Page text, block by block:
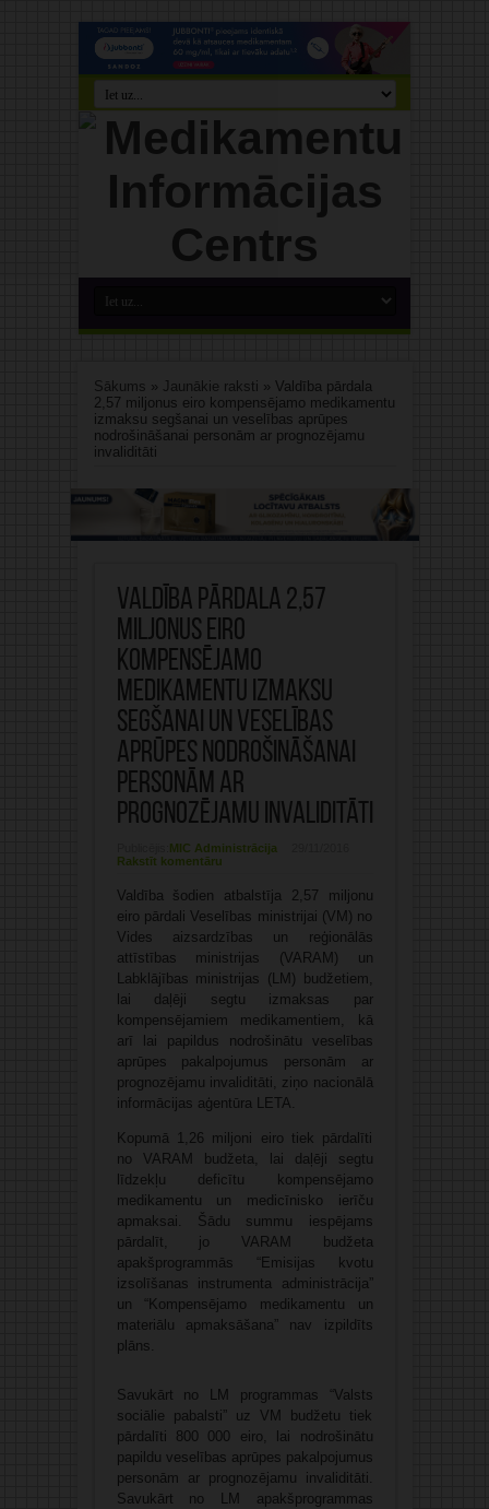
Sākums » Jaunākie raksti » Valdība pārdala
2,57 miljonus eiro kompensējamo medikamentu
izmaksu segšanai un veselības aprūpes
nodrošināšanai personām ar prognozējamu
invaliditāti
Valdība pārdala 2,57
miljonus eiro
kompensējamo
medikamentu izmaksu
segšanai un veselības
aprūpes nodrošināšanai
personām ar
prognozējamu invaliditāti
MIC Administrācija
Rakstīt komentāru
Valdība šodien atbalstīja 2,57 miljonu
eiro pārdali Veselības ministrijai (VM) no
Vides aizsardzības un reģionālās
attīstības ministrijas (VARAM) un
Labklājības ministrijas (LM) budžetiem,
lai daļēji segtu izmaksas par
kompensējamiem medikamentiem, kā
arī lai papildus nodrošinātu veselības
aprūpes pakalpojumus personām ar
prognozējamu invaliditāti, ziņo nacionālā
informācijas aģentūra LETA.
Kopumā 1,26 miljoni eiro tiek pārdalīti
no VARAM budžeta, lai daļēji segtu
līdzekļu deficītu kompensējamo
medikamentu un medicīnisko ierīču
apmaksai. Šādu summu iespējams
pārdalīt, jo VARAM budžeta
apakšprogrammās “Emisijas kvotu
izsolīšanas instrumenta administrācija”
un “Kompensējamo medikamentu un
materiālu apmaksāšana” nav izpildīts
plāns.
Savukārt no LM programmas “Valsts
sociālie pabalsti” uz VM budžetu tiek
pārdalīti 800 000 eiro, lai nodrošinātu
papildu veselības aprūpes pakalpojumus
personām ar prognozējamu invaliditāti.
Savukārt no LM apakšprogrammas